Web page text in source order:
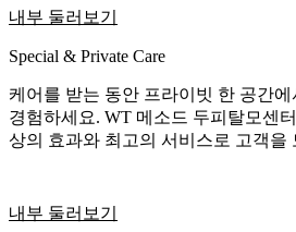
내부 둘러보기
Special & Private Care
케어를 받는 동안 프라이빗 한 공간
경험하세요. WT 메소드 두피탈모센
상의 효과와 최고의 서비스로 고객을
내부 둘러보기